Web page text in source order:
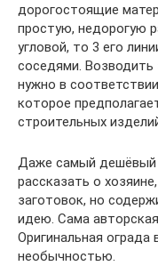
дорогостоящие
простую, недорогую
угловой, то 3 его
соседями. Возводить
нужно в
которое
строительных
Даже самый дешёвый
рассказать о
заготовок, но
идею. Сама
Оригинальная
необычностью.